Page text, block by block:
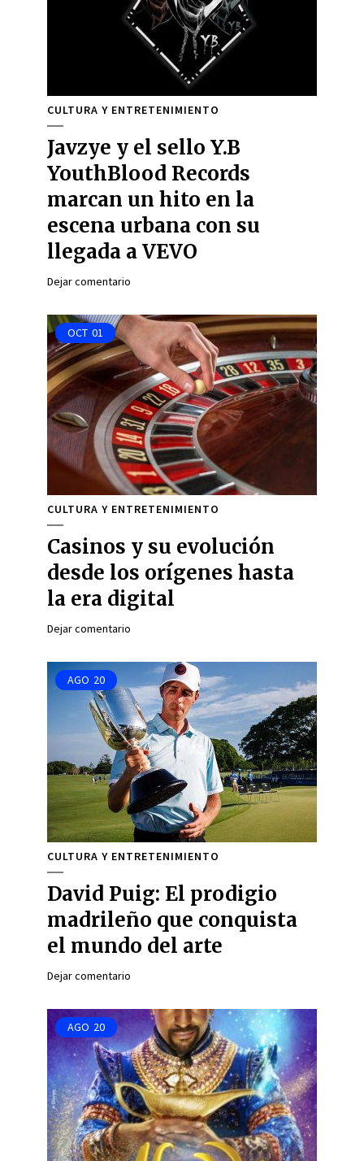
CULTURA Y ENTRETENIMIENTO
Javzye y el sello Y.B
YouthBlood Records
marcan un hito en la
escena urbana con su
llegada a VEVO
Dejar comentario
OCT 01
CULTURA Y ENTRETENIMIENTO
Casinos y su evolución
desde los orígenes hasta
la era digital
Dejar comentario
AGO 20
CULTURA Y ENTRETENIMIENTO
David Puig: El prodigio
madrileño que conquista
el mundo del arte
Dejar comentario
AGO 20